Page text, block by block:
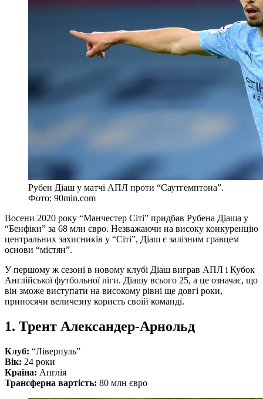
Рубен Діаш у матчі АПЛ проти “Саутгемптона”.
Фото: 90min.com
Восени 2020 року “Манчестер Сіті” придбав Рубена Діаша у
“Бенфіки” за 68 млн євро. Незважаючи на високу конкуренцію
центральних захисників у “Сіті”, Діаш є залізним гравцем
основи “містян”.
У першому ж сезоні в новому клубі Діаш виграв АПЛ і Кубок
Англійської футбольної ліги. Діашу всього 25, а це означає, що
він зможе виступати на високому рівні ще довгі роки,
приносячи величезну користь своїй команді.
1. Трент Александер-Арнольд
Клуб: “Ліверпуль”
Вік: 24 роки
Країна: Англія
Трансферна вартість: 80 млн євро